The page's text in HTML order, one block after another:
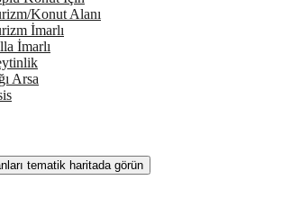
Konut Alanı
İmarlı
İmarlı
Arsa
tematik haritada görün